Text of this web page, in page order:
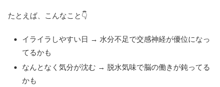
たとえば、こんなこと👇
イライラしやすい日 → 水分不足で交感神経が優位になっ
てるかも
なんとなく気分が沈む → 脱水気味で脳の働きが鈍ってる
かも